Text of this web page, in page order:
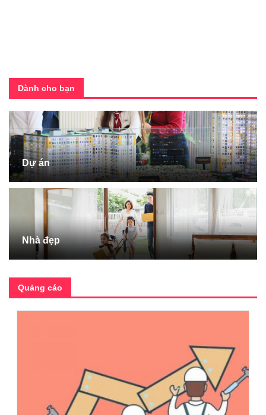
Dành cho bạn
Dự án
Nhà đẹp
Quảng cáo